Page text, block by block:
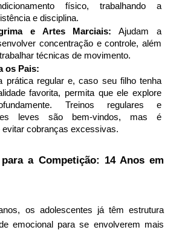
físico, trabalhando a
e disciplina.
e Artes Marciais: Ajudam a
concentração e controle, além
técnicas de movimento.
os Pais:
prática regular e, caso seu filho tenha
favorita, permita que ele explore
Treinos regulares e
leves são bem-vindos, mas é
evitar cobranças excessivas.
a Competição: 14 Anos em
os adolescentes já têm estrutura
emocional para se envolverem mais